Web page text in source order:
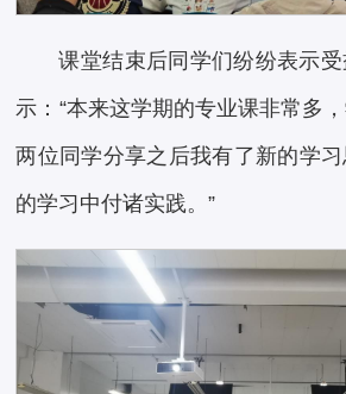
课堂结束后同学们纷纷表示
示：“本来这学期的专业课非常多
两位同学分享之后我有了新的学
的学习中付诸实践。”